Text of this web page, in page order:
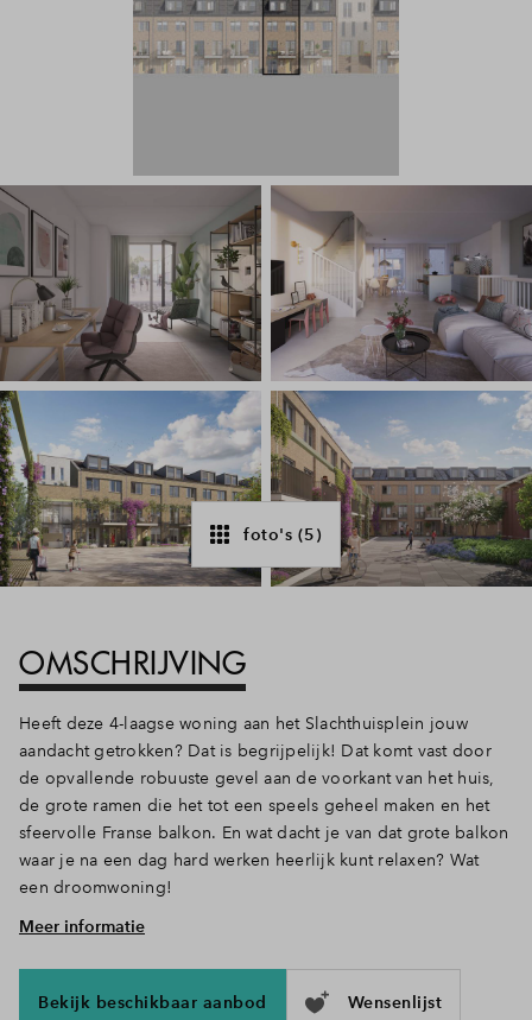
Inloggen
foto's (5)
OMSCHRIJVING
Heeft deze 4-laagse woning aan het Slachthuisplein jouw
aandacht getrokken? Dat is begrijpelijk! Dat komt vast door
de opvallende robuuste gevel aan de voorkant van het huis,
de grote ramen die het tot een speels geheel maken en het
sfeervolle Franse balkon. En wat dacht je van dat grote balkon
waar je na een dag hard werken heerlijk kunt relaxen? Wat
een droomwoning!
Uitzicht op het plein
naar de werkkamer die over de gehele lengte van het huis
loopt. De raampartijen tot aan de vloer zorgen voor een zee
Meer informatie
Bekijk beschikbaar aanbod Wensenlijst